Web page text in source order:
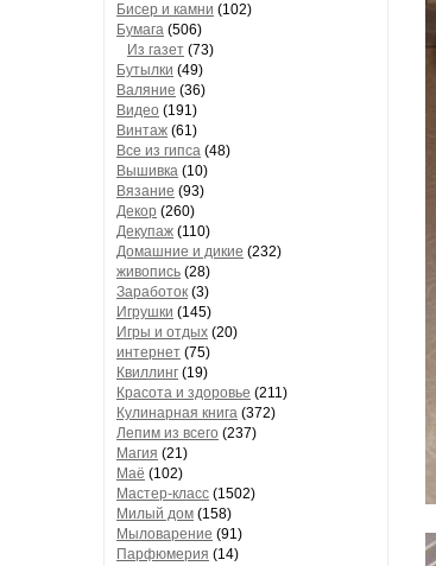
Бисер и камни (102)
Бумага (506)
Из газет (73)
Бутылки (49)
Валяние (36)
Видео (191)
Винтаж (61)
Все из гипса (48)
Вышивка (10)
Вязание (93)
Декор (260)
Декупаж (110)
Домашние и дикие (232)
живопись (28)
Заработок (3)
Игрушки (145)
Игры и отдых (20)
интернет (75)
Квиллинг (19)
Красота и здоровье (211)
Кулинарная книга (372)
Лепим из всего (237)
Магия (21)
Маё (102)
Мастер-класс (1502)
Милый дом (158)
Мыловарение (91)
Парфюмерия (14)